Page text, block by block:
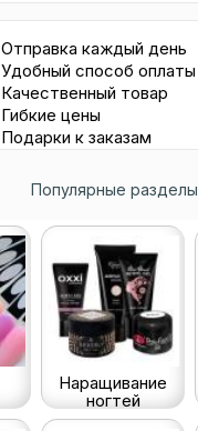
Отправка каждый день
Удобный способ оплаты
Качественный товар
Гибкие цены
Подарки к заказам
Популярные разделы
Наращивание
ногтей